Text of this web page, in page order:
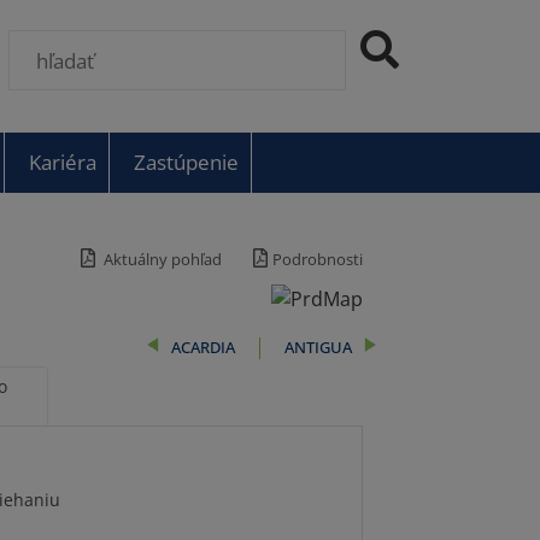
Kariéra Zastúpenie
Aktuálny pohľad Podrobnosti
ANTIGUA
ACARDIA